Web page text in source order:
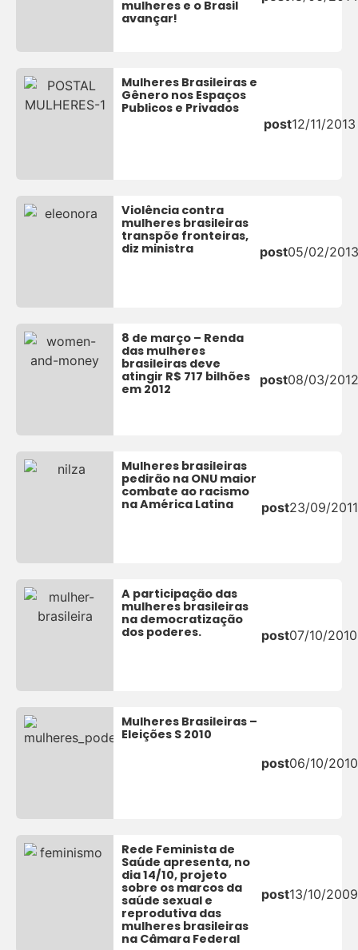
mulheres e o Brasil
avançar!
Mulheres Brasileiras e
Gênero nos Espaços
Publicos e Privados
post12/11/2013
Violência contra
mulheres brasileiras
transpõe fronteiras,
diz ministra
post05/02/
8 de março – Renda
das mulheres
brasileiras deve
atingir R$ 717 bilhões
em 2012
post08/03/
Mulheres brasileiras
pedirão na ONU maior
combate ao racismo
na América Latina
post23/09/2011
A participação das
mulheres brasileiras
na democratização
dos poderes.
post07/10/2010
Mulheres Brasileiras –
Eleições S 2010
post06/10/2010
Rede Feminista de
Saúde apresenta, no
dia 14/10, projeto
sobre os marcos da
saúde sexual e
reprodutiva das
mulheres brasileiras
na Câmara Federal
post13/10/2009